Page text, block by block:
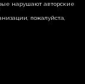
нарушают авторские
пожалуйста,